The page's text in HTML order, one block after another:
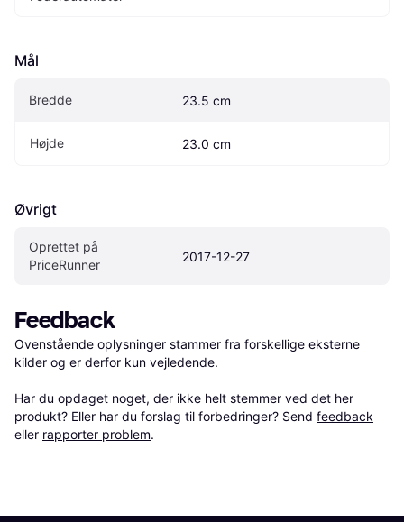
Mål
Bredde 23.5 cm
Højde 23.0 cm
Øvrigt
Oprettet på
PriceRunner
2017-12-27
Feedback
Ovenstående oplysninger stammer fra forskellige eksterne
kilder og er derfor kun vejledende.
Har du opdaget noget, der ikke helt stemmer ved det her
produkt? Eller har du forslag til forbedringer? Send feedback
eller rapporter problem.